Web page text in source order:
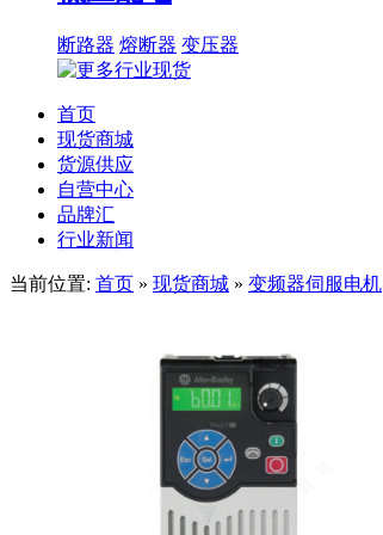
断路器 熔断器 变压器
首页
现货商城
货源供应
自营中心
品牌汇
行业新闻
当前位置: 首页 » 现货商城 » 变频器伺服电机